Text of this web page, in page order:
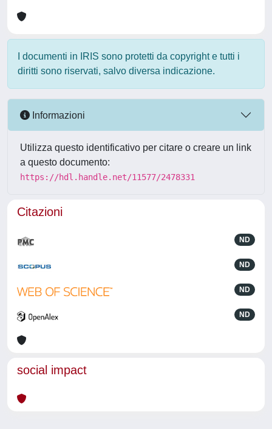
I documenti in IRIS sono protetti da copyright e tutti i
diritti sono riservati, salvo diversa indicazione.
Informazioni
Utilizza questo identificativo per citare o creare un link
a questo documento:
https://hdl.handle.net/11577/2478331
Citazioni
ND
ND
ND
ND
social impact